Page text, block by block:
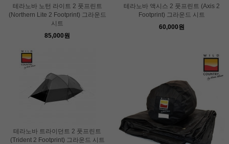
테라노바 노턴 라이트 2 풋프린트
(Northern Lite 2 Footprint) 그라운드
시트
85,000원
테라노바 액시스 2 풋프린트 (Axis 2
Footprint) 그라운드 시트
60,000원
테라노바 트라이던트 2 풋프린트
(Trident 2 Footprint) 그라운드 시트